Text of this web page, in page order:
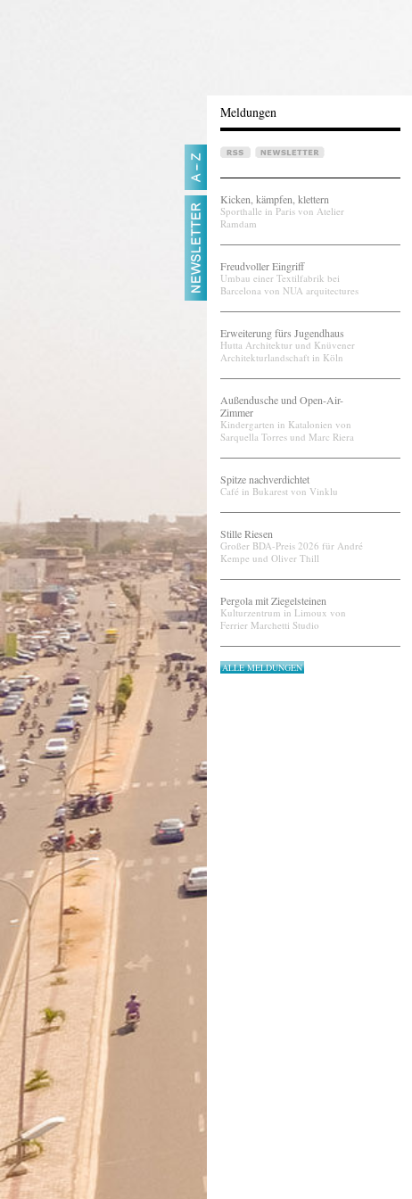
Meldungen
Kicken, kämpfen, klettern
Sporthalle in Paris von Atelier
Ramdam
Freudvoller Eingriff
Umbau einer Textilfabrik bei
Barcelona von NUA arquitectures
Erweiterung fürs Jugendhaus
Hutta Architektur und Knüvener
Architekturlandschaft in Köln
Außendusche und Open-Air-
Zimmer
Kindergarten in Katalonien von
Sarquella Torres und Marc Riera
Spitze nachverdichtet
Café in Bukarest von Vinklu
Stille Riesen
Großer BDA-Preis 2026 für André
Kempe und Oliver Thill
Pergola mit Ziegelsteinen
Kulturzentrum in Limoux von
Ferrier Marchetti Studio
ALLE MELDUNGEN